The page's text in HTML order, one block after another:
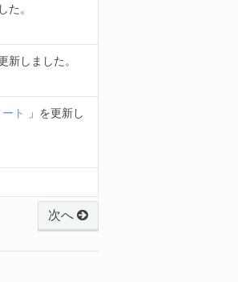
。
新しました。
ト 」を更新し
次へ